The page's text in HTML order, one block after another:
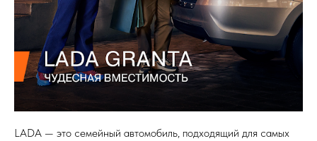
LADA — это семейный автомобиль, подходящий для самых